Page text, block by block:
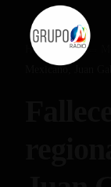
Home Blog
Mexicano, Juan